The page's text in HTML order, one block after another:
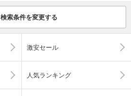
検索条件を変更する
激安セール
人気ランキング